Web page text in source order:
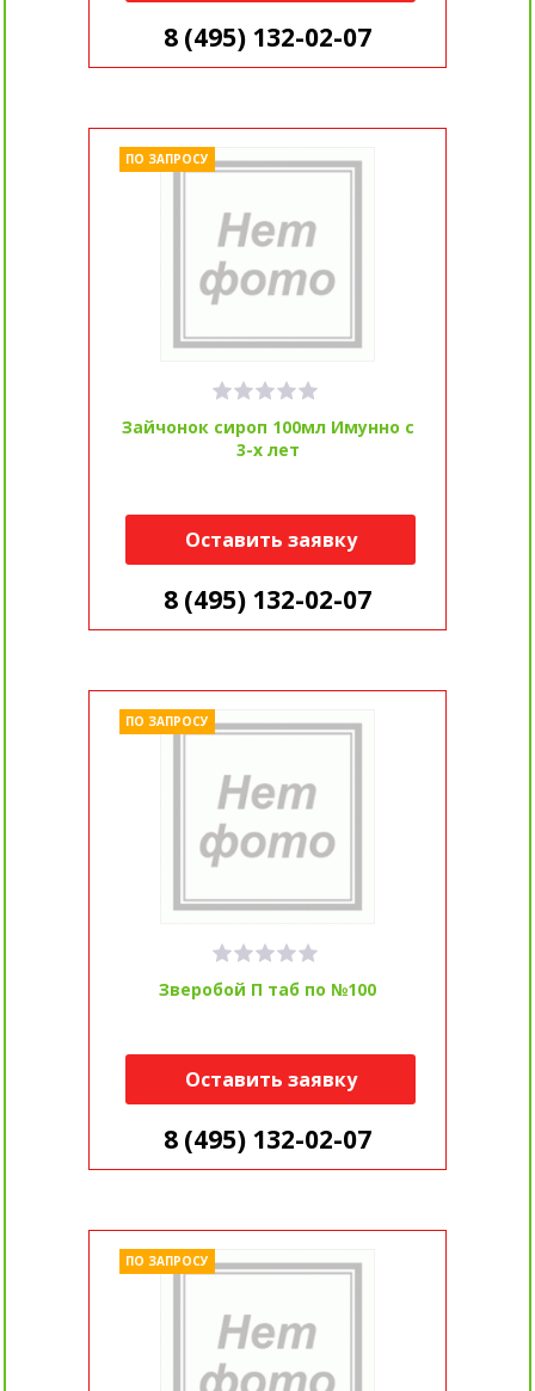
8 (495) 132-02-07
Зайчонок сироп 100мл Имунно с
3-х лет
ПО ЗАПРОСУ
Оставить заявку
8 (495) 132-02-07
Зверобой П таб по №100
ПО ЗАПРОСУ
Оставить заявку
8 (495) 132-02-07
ПО ЗАПРОСУ